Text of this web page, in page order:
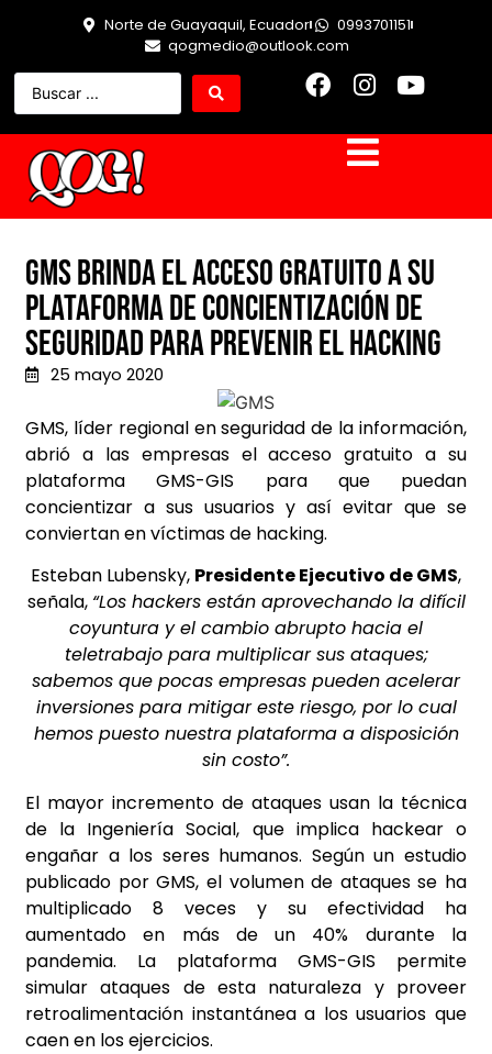
Norte de Guayaquil, Ecuador
0993701151
qogmedio@outlook.com
GMS brinda el acceso gratuito a su
plataforma de concientización de
seguridad para prevenir el hacking
25 mayo 2020
GMS, líder regional en seguridad de la información,
abrió a las empresas el acceso gratuito a su
plataforma GMS-GIS para que puedan
concientizar a sus usuarios y así evitar que se
conviertan en víctimas de hacking.
Esteban Lubensky, Presidente Ejecutivo de GMS,
señala, “Los hackers están aprovechando la difícil
coyuntura y el cambio abrupto hacia el
teletrabajo para multiplicar sus ataques;
sabemos que pocas empresas pueden acelerar
inversiones para mitigar este riesgo, por lo cual
hemos puesto nuestra plataforma a disposición
sin costo”.
El mayor incremento de ataques usan la técnica
de la Ingeniería Social, que implica hackear o
engañar a los seres humanos. Según un estudio
publicado por GMS, el volumen de ataques se ha
multiplicado 8 veces y su efectividad ha
aumentado en más de un 40% durante la
pandemia. La plataforma GMS-GIS permite
simular ataques de esta naturaleza y proveer
retroalimentación instantánea a los usuarios que
caen en los ejercicios.